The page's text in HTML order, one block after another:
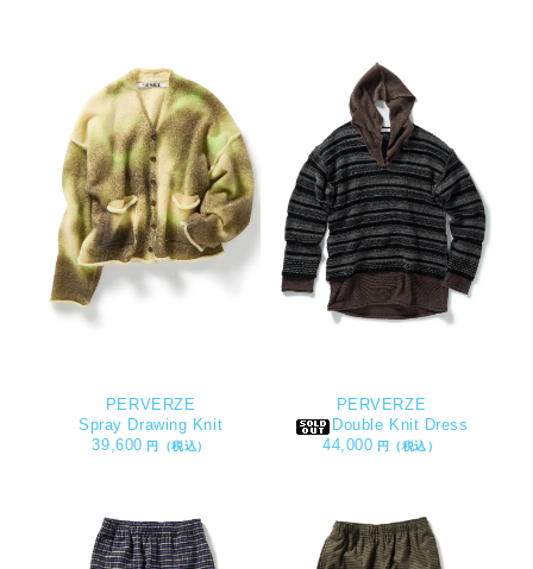
PERVERZE
Spray Drawing Knit
39,600 円（税込）
PERVERZE
Double Knit Dress
44,000 円（税込）